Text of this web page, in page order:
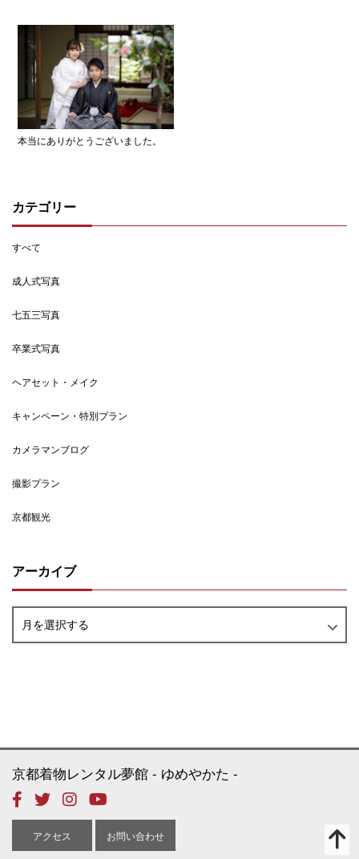
カテゴリー
すべて
成人式写真
七五三写真
卒業式写真
ヘアセット・メイク
キャンペーン・特別プラン
カメラマンブログ
撮影プラン
京都観光
アーカイブ
月を選択する
本当にありがとうございました。
京都着物レンタル夢館 ゆめやかた
アクセス お問い合わせ